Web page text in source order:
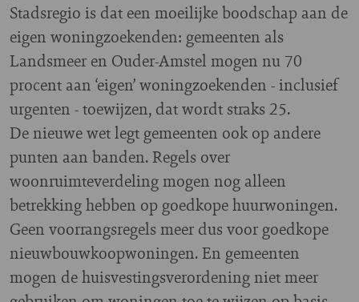
Stadsregio is dat een moeilijke boodschap aan de
eigen woningzoekenden: gemeenten als
Landsmeer en Ouder-Amstel mogen nu 70
procent aan ‘eigen’ woningzoekenden - inclusief
urgenten - toewijzen, dat wordt straks 25.
De nieuwe wet legt gemeenten ook op andere
punten aan banden. Regels over
woonruimteverdeling mogen nog alleen
betrekking hebben op goedkope huurwoningen.
Geen voorrangsregels meer dus voor goedkope
nieuwbouwkoopwoningen. En gemeenten
mogen de huisvestingsverordening niet meer